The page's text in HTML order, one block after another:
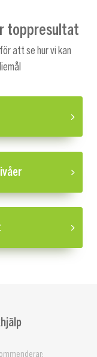
toppresultat
att se hur vi kan